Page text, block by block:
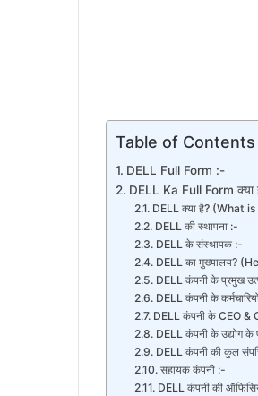
Table of Contents
DELL Full Form :-
DELL Ka Full Form
DELL क्या है? (What
DELL की स्थापना :-
DELL के संस्थापक :-
DELL का मुख्यालय?
DELL कंपनी के प्रमुख
DELL कंपनी के
DELL कंपनी के CEO &
DELL कंपनी के उद्योग के
DELL कंपनी की कुल
सहायक कंपनी :-
DELL कंपनी की